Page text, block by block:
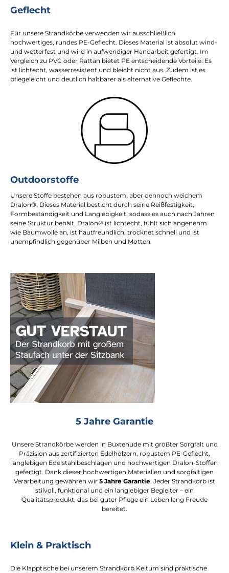
Geflecht
Für unsere Strandkörbe verwenden wir ausschließlich
hochwertiges, rundes PE-Geflecht. Dieses Material ist absolut wind-
und wetterfest und wird in aufwendiger Handarbeit gefertigt. Im
Vergleich zu PVC oder Rattan bietet PE entscheidende Vorteile: Es
ist lichtecht, wasserresistent und bleicht nicht aus. Zudem ist es
pflegeleicht und deutlich haltbarer als alternative Geflechte.
Outdoorstoffe
Unsere Stoffe bestehen aus robustem, aber dennoch weichem
Dralon®. Dieses Material besticht durch seine Reißfestigkeit,
Formbeständigkeit und Langlebigkeit, sodass es auch nach Jahren
seine Struktur behält. Dralon® ist lichtecht, fühlt sich angenehm
wie Baumwolle an, ist hautfreundlich, trocknet schnell und ist
unempfindlich gegenüber Milben und Motten.
5 Jahre Garantie
Unsere Strandkörbe werden in Buxtehude mit größter Sorgfalt und
Präzision aus zertifizierten Edelhölzern, robustem PE-Geflecht,
langlebigen Edelstahlbeschlägen und hochwertigen Dralon-Stoffen
gefertigt. Dank dieser hochwertigen Materialien und sorgfältigen
Verarbeitung gewähren wir 5 Jahre Garantie. Jeder Strandkorb ist
stilvoll, funktional und ein langlebiger Begleiter – ein
Qualitätsprodukt, das bei guter Pflege ein Leben lang Freude
bereitet.
Klein & Praktisch
Die Klapptische bei unserem Strandkorb Keitum sind praktische